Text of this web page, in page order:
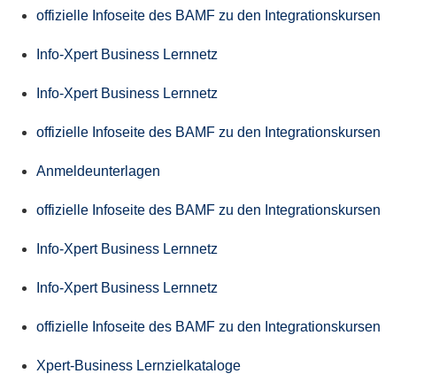
offizielle Infoseite des BAMF zu den Integrationskursen
Info-Xpert Business Lernnetz
Info-Xpert Business Lernnetz
offizielle Infoseite des BAMF zu den Integrationskursen
Anmeldeunterlagen
offizielle Infoseite des BAMF zu den Integrationskursen
Info-Xpert Business Lernnetz
Info-Xpert Business Lernnetz
offizielle Infoseite des BAMF zu den Integrationskursen
Xpert-Business Lernzielkataloge